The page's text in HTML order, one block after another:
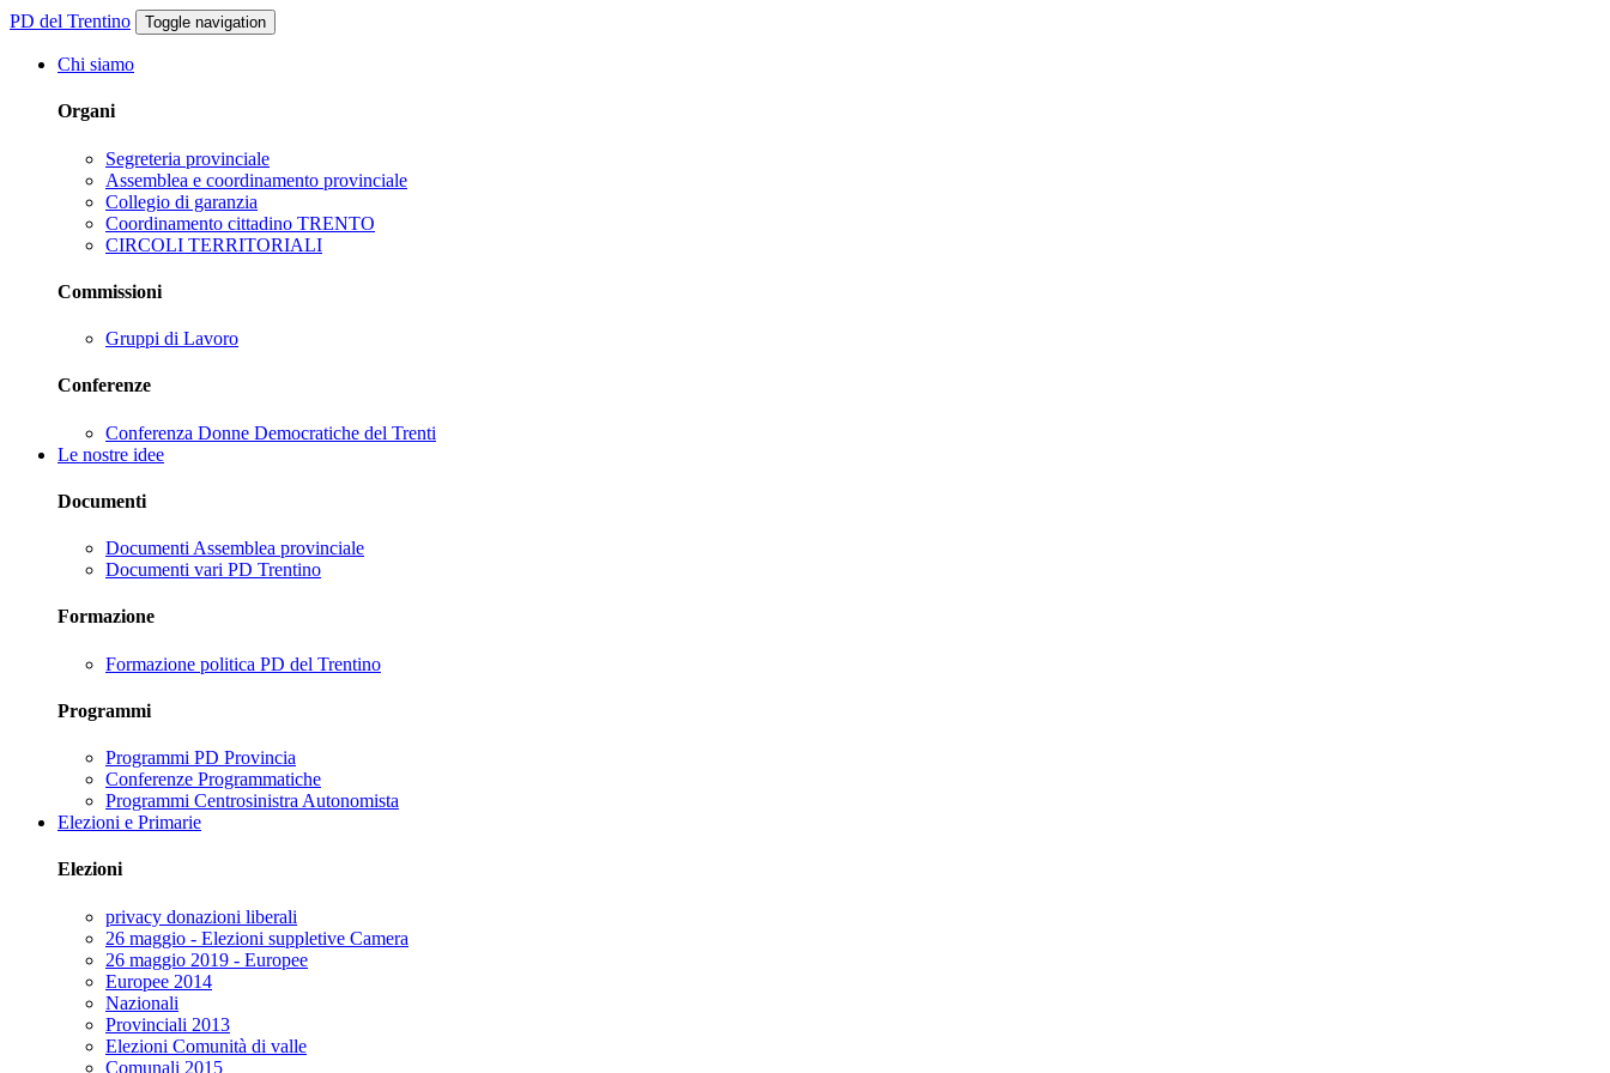
PD del Trentino Toggle navigation
Chi siamo
Organi
Segreteria provinciale
Assemblea e coordinamento provinciale
Collegio di garanzia
Coordinamento cittadino TRENTO
CIRCOLI TERRITORIALI
Commissioni
Gruppi di Lavoro
Conferenze
Conferenza Donne Democratiche del Trenti
Le nostre idee
Documenti
Documenti Assemblea provinciale
Documenti vari PD Trentino
Formazione
Formazione politica PD del Trentino
Programmi
Programmi PD Provincia
Conferenze Programmatiche
Programmi Centrosinistra Autonomista
Elezioni e Primarie
Elezioni
privacy donazioni liberali
26 maggio - Elezioni suppletive Camera
26 maggio 2019 - Europee
Europee 2014
Nazionali
Provinciali 2013
Elezioni Comunità di valle
Comunali 2015